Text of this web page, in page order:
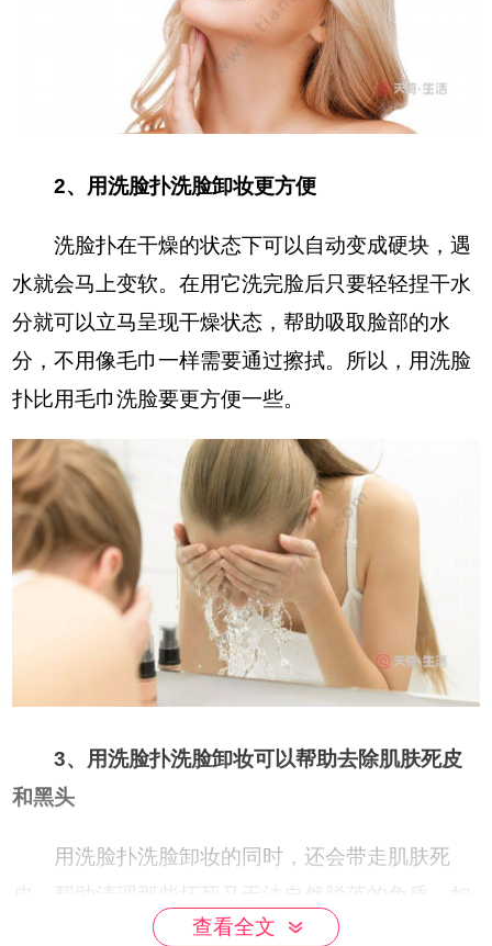
2、用洗脸扑洗脸卸妆更方便
洗脸扑在干燥的状态下可以自动变成硬块，遇
水就会马上变软。在用它洗完脸后只要轻轻捏干水
分就可以立马呈现干燥状态，帮助吸取脸部的水
分，不用像毛巾一样需要通过擦拭。所以，用洗脸
扑比用毛巾洗脸要更方便一些。
3、用洗脸扑洗脸卸妆可以帮助去除肌肤死皮
和黑头
用洗脸扑洗脸卸妆的同时，还会带走肌肤死
皮，帮助清理那些坏死又无法自然脱落的角质。如
果用它进行适当的按摩，还可以帮助促进脸部肌肤
查看全文